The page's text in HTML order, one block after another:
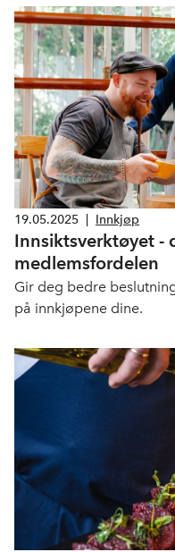
19.05.2025 Innkjøp
Innsiktsverktøyet -
medlemsfordelen
Gir deg bedre
på innkjøpene dine.